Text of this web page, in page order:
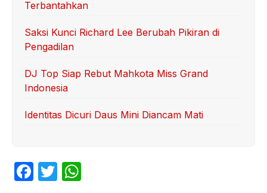
Terbantahkan
Saksi Kunci Richard Lee Berubah Pikiran di
Pengadilan
DJ Top Siap Rebut Mahkota Miss Grand
Indonesia
Identitas Dicuri Daus Mini Diancam Mati
F
T